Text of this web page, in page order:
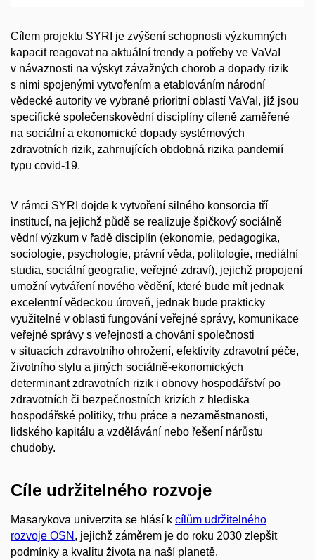
Cílem projektu SYRI je zvýšení schopnosti výzkumných
kapacit reagovat na aktuální trendy a potřeby ve VaVaI
v návaznosti na výskyt závažných chorob a dopady rizik
s nimi spojenými vytvořením a etablováním národní
vědecké autority ve vybrané prioritní oblastí VaVaI, jíž jsou
specifické společenskovědní disciplíny cíleně zaměřené
na sociální a ekonomické dopady systémových
zdravotních rizik, zahrnujících obdobná rizika pandemií
typu covid-19.
V rámci SYRI dojde k vytvoření silného konsorcia tří
institucí, na jejichž půdě se realizuje špičkový sociálně
vědní výzkum v řadě disciplín (ekonomie, pedagogika,
sociologie, psychologie, právní věda, politologie, mediální
studia, sociální geografie, veřejné zdraví), jejichž propojení
umožní vytváření nového vědění, které bude mít jednak
excelentní vědeckou úroveň, jednak bude prakticky
využitelné v oblasti fungování veřejné správy, komunikace
veřejné správy s veřejností a chování společnosti
v situacích zdravotního ohrožení, efektivity zdravotní péče,
životního stylu a jiných sociálně-ekonomických
determinant zdravotních rizik i obnovy hospodářství po
zdravotních či bezpečnostních krizích z hlediska
hospodářské politiky, trhu práce a nezaměstnanosti,
lidského kapitálu a vzdělávání nebo řešení nárůstu
chudoby.
Cíle udržitelného rozvoje
Masarykova univerzita se hlásí k cílům udržitelného
rozvoje OSN , jejichž záměrem je do roku 2030 zlepšit
podmínky a kvalitu života na naší planetě.